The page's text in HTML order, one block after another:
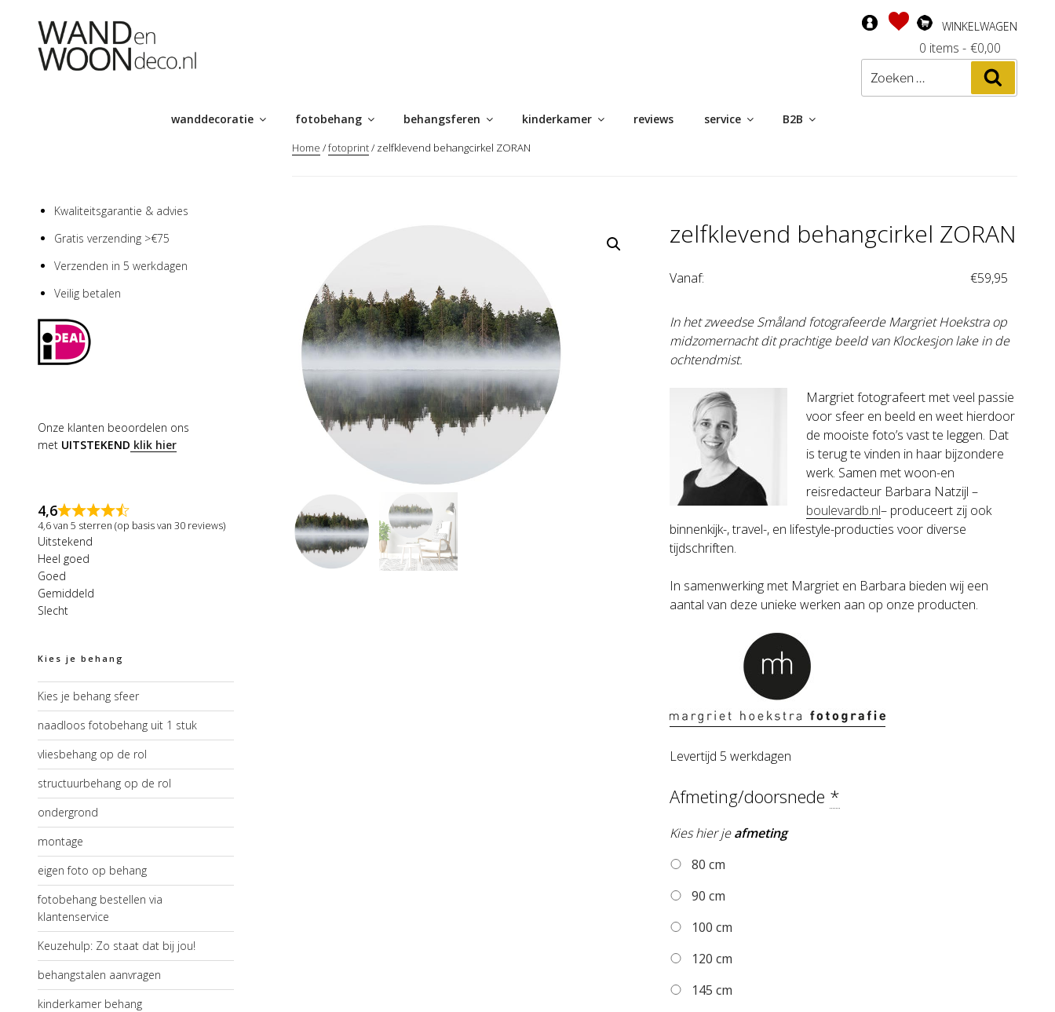
WINKELWAGEN
- €0,00
0 items
Zoeken
naar:
wanddecoratie fotobehang behangsferen kinderkamer reviews service B2B
Home /fotoprint/ zelfklevend behangcirkel ZORAN
zelfklevend behangcirkel ZORAN
Vanaf: €59,95
In het zweedse Småland fotografeerde Margriet Hoekstra op
midzomernacht dit prachtige beeld van Klockesjon lake in de
ochtendmist.
Margriet fotografeert met veel passie
voor sfeer en beeld en weet hierdoor
de mooiste foto’s vast te leggen. Dat
is terug te vinden in haar bijzondere
werk. Samen met woon-en
reisredacteur Barbara Natzijl –
boulevardb.nl– produceert zij ook
binnenkijk-, travel-, en lifestyle-producties voor diverse
tijdschriften.
In samenwerking met Margriet en Barbara bieden wij een
aantal van deze unieke werken aan op onze producten.
Levertijd 5 werkdagen
Afmeting/doorsnede *
Kies hier jeafmeting
80 cm
90 cm
100 cm
120 cm
145 cm
Kwaliteitsgarantie & advies
Gratis verzending >€75
Verzenden in 5 werkdagen
Veilig betalen
Onze klanten beoordelen ons
met UITSTEKEND klik hier
4,6
4,6 van 5 sterren (op basis van 30 reviews)
Uitstekend
Heel goed
Goed
Gemiddeld
Slecht
Kies je behang
Kies je behang sfeer
naadloos fotobehang uit 1 stuk
vliesbehang op de rol
structuurbehang op de rol
ondergrond
montage
eigen foto op behang
fotobehang bestellen via
klantenservice
Keuzehulp: Zo staat dat bij jou!
behangstalen aanvragen
kinderkamer behang